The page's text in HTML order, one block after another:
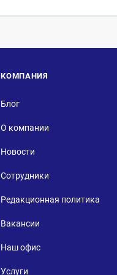
КОМПАНИЯ
Блог
О компании
Новости
Сотрудники
Редакционная политика
Вакансии
Наш офис
Услуги